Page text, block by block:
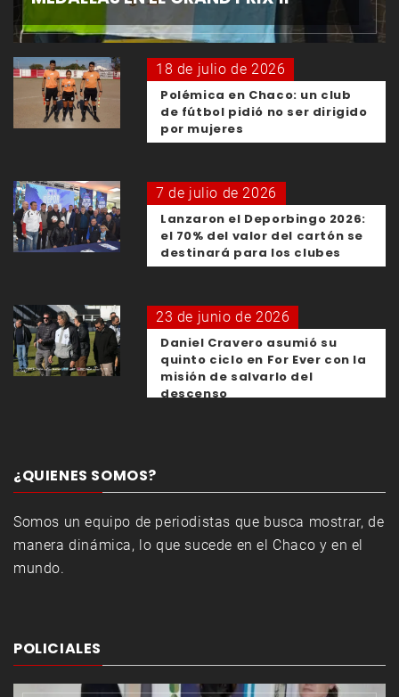
18 de julio de 2026
Polémica en Chaco: un club
de fútbol pidió no ser dirigido
por mujeres
7 de julio de 2026
Lanzaron el Deporbingo 2026:
el 70% del valor del cartón se
destinará para los clubes
23 de junio de 2026
Daniel Cravero asumió su
quinto ciclo en For Ever con la
misión de salvarlo del
descenso
¿QUIENES SOMOS?
Somos un equipo de periodistas que busca mostrar, de
manera dinámica, lo que sucede en el Chaco y en el
mundo.
POLICIALES